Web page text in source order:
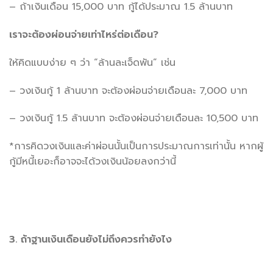
– ถ้าเงินเดือน 15,000 บาท กู้ได้ประมาณ 1.5 ล้านบาท
เราจะต้องผ่อนจ่ายเท่าไหร่ต่อเดือน?
ให้คิดแบบง่าย ๆ ว่า “ล้านละเจ็ดพัน” เช่น
– วงเงินกู้ 1 ล้านบาท จะต้องผ่อนจ่ายเดือนละ 7,000 บาท
– วงเงินกู้ 1.5 ล้านบาท จะต้องผ่อนจ่ายเดือนละ 10,500 บาท
*การคิดวงเงินและค่าผ่อนนั้นเป็นการประมาณการเท่านั้น หากผู้
กู้มีหนี้เยอะก็อาจจะได้วงเงินน้อยลงกว่านี้
3. ถ้าฐานเงินเดือนยังไม่ถึงควรทำยังไง